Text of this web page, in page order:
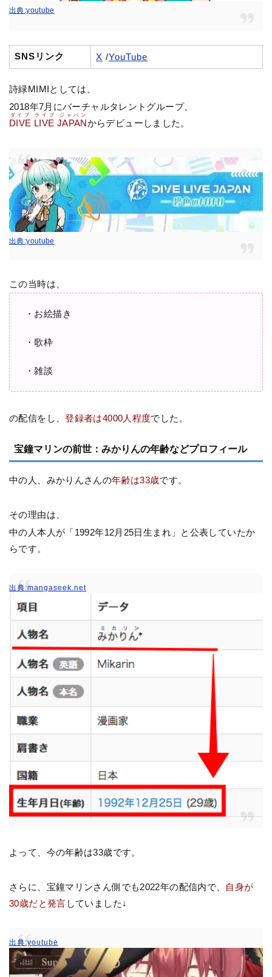
出典:youtube
SNSリンク X /YouTube
詩緑MIMIとしては、
2018年7月にバーチャルタレントグループ、
DIVE LIVE JAPAN
ダイブ ライブ ジャパン
からデビューしました。
出典:youtube
この当時は、
・お絵描き
・歌枠
・雑談
の配信をし、登録者は4000人程度でした。
宝鐘マリンの前世：みかりんの年齢などプロフィール
中の人、みかりんさんの年齢は33歳です。
その理由は、
中の人本人が「1992年12月25日生まれ」と公表していたか
らです。
出典:mangaseek.net
よって、今の年齢は33歳です。
さらに、宝鐘マリンさん側でも2022年の配信内で、 自身が
30歳だと発言 していました↓
出典:youtube